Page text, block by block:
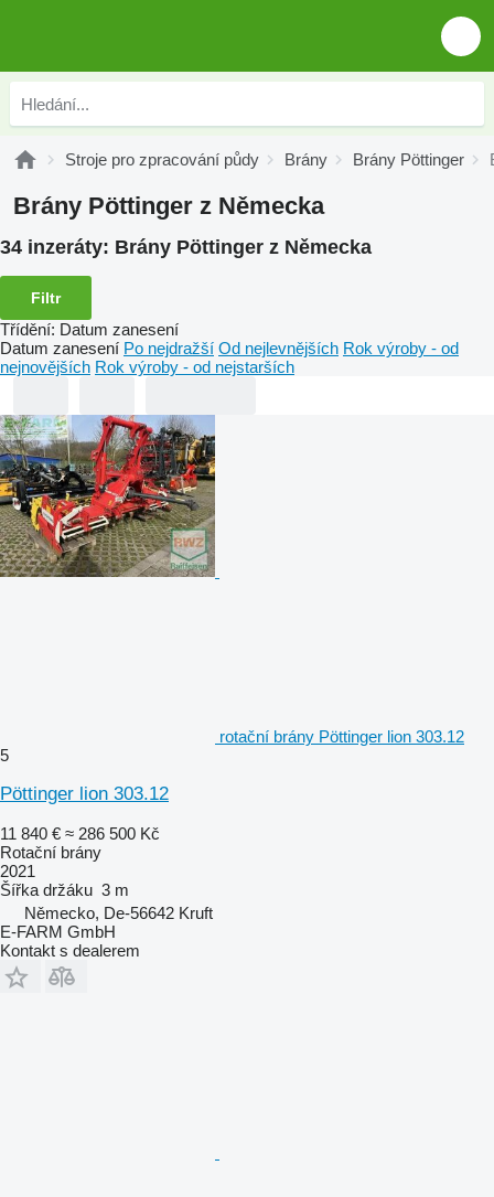
Stroje pro zpracování půdy Brány Brány Pöttinger
Brány Pöttinger z Německa
34 inzeráty: Brány Pöttinger z Německa
Filtr
Třídění: Datum zanesení
Datum zanesení Po nejdražší Od nejlevnějších Rok výroby - od
nejnovějších Rok výroby - od nejstarších
rotační brány Pöttinger lion 303.12
5
Pöttinger lion 303.12
11 840 € ≈ 286 500 Kč
Rotační brány
2021
Šířka držáku 3 m
Německo, De-56642 Kruft
E-FARM GmbH
Kontakt s dealerem